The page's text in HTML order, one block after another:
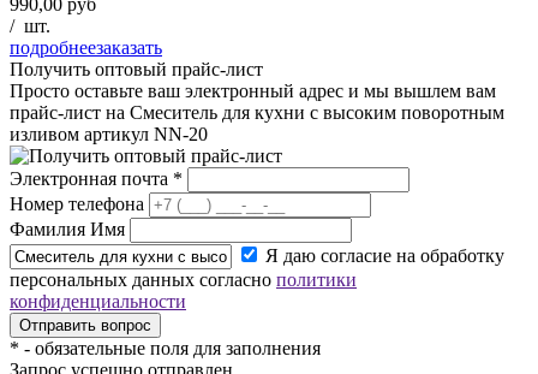
990,00 руб
/ шт.
подробнеезаказать
Получить оптовый прайс-лист
Просто оставьте ваш электронный адрес и мы вышлем вам
прайс-лист на Смеситель для кухни с высоким поворотным
изливом артикул NN-20
Электронная почта *
Номер телефона
Фамилия Имя
Я даю согласие на обработку
персональных данных согласно политики
конфиденциальности
* - обязательные поля для заполнения
Запрос успешно отправлен